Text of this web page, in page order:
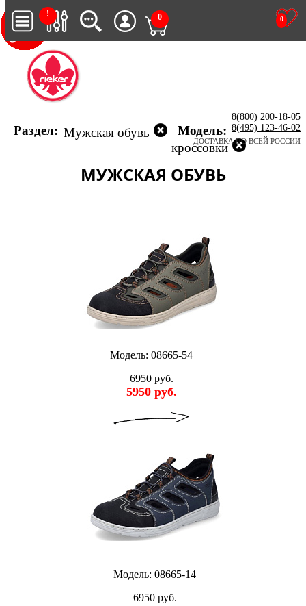
!
0
0
8(800) 200-18-05
8(495) 123-46-02
ДОСТАВКА ПО ВСЕЙ РОССИИ
Раздел: Мужская обувь
Модель:
кроссовки
МУЖСКАЯ ОБУВЬ
Модель: 08665-54
6950 руб.
5950 руб.
Модель: 08665-14
6950 руб.